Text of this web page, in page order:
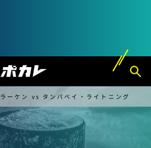
ーケン vs タンパベイ・ライトニング